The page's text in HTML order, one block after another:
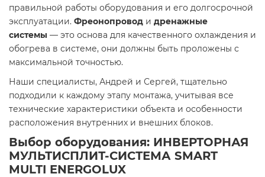
правильной работы оборудования и его долгосрочной
эксплуатации. Фреонопровод и дренажные
системы — это основа для качественного охлаждения и
обогрева в системе, они должны быть проложены с
максимальной точностью.
Наши специалисты, Андрей и Сергей, тщательно
подходили к каждому этапу монтажа, учитывая все
технические характеристики объекта и особенности
расположения внутренних и внешних блоков.
Выбор оборудования: ИНВЕРТОРНАЯ
МУЛЬТИСПЛИТ-СИСТЕМА SMART
MULTI ENERGOLUX